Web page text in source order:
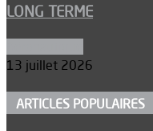
LONG TERME
13 juillet 2026
ARTICLES POPULAIRES